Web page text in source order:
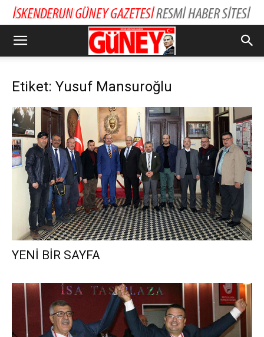
Etiket: Yusuf Mansuroğlu
YENİ BİR SAYFA